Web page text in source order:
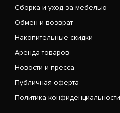
Сборка и уход за мебелью
Обмен и возврат
Накопительные скидки
Аренда товаров
Новости и пресса
Публичная оферта
Политика конфиденциальности